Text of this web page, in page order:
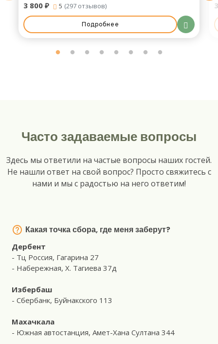
3 800 ₽ 5 (297 отзывов)
Подробнее
Часто задаваемые вопросы
Здесь мы ответили на частые вопросы наших гостей.
Не нашли ответ на свой вопрос? Просто свяжитесь с
нами и мы с радостью на него ответим!
Какая точка сбора, где меня заберут?
Дербент
- Тц Россия, Гагарина 27
- Набережная, Х. Тагиева 37д
Избербаш
- Сбербанк, Буйнакского 113
Махачкала
- Южная автостанция, Амет-Хана Султана 344